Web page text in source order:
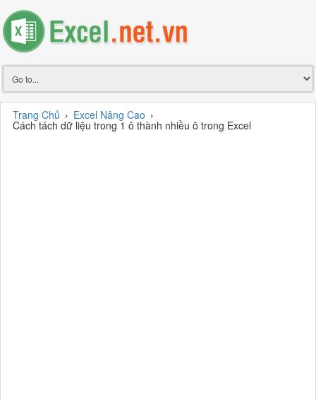
Trang Chủ › Excel Nâng Cao ›
Cách tách dữ liệu trong 1 ô thành nhiều ô trong Excel